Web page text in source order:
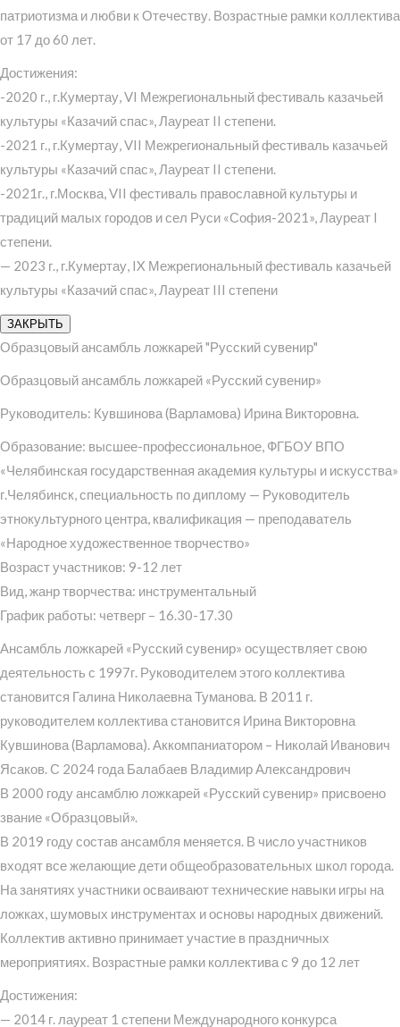
патриотизма и любви к Отечеству. Возрастные рамки коллектива
от 17 до 60 лет.
Достижения:
-2020 г., г.Кумертау, VI Межрегиональный фестиваль казачьей
культуры «Казачий спас», Лауреат II степени.
-2021 г., г.Кумертау, VII Межрегиональный фестиваль казачьей
культуры «Казачий спас», Лауреат II степени.
-2021г., г.Москва, VII фестиваль православной культуры и
традиций малых городов и сел Руси «София-2021», Лауреат I
степени.
— 2023 г., г.Кумертау, IX Межрегиональный фестиваль казачьей
культуры «Казачий спас», Лауреат III степени
ЗАКРЫТЬ
Образцовый ансамбль ложкарей "Русский сувенир"
Образцовый ансамбль ложкарей «Русский сувенир»
Руководитель: Кувшинова (Варламова) Ирина Викторовна.
Образование: высшее-профессиональное, ФГБОУ ВПО
«Челябинская государственная академия культуры и искусства»
г.Челябинск, специальность по диплому — Руководитель
этнокультурного центра, квалификация — преподаватель
«Народное художественное творчество»
Возраст участников: 9-12 лет
Вид, жанр творчества: инструментальный
График работы: четверг – 16.30-17.30
Ансамбль ложкарей «Русский сувенир» осуществляет свою
деятельность с 1997г. Руководителем этого коллектива
становится Галина Николаевна Туманова. В 2011 г.
руководителем коллектива становится Ирина Викторовна
Кувшинова (Варламова). Аккомпаниатором – Николай Иванович
Ясаков. С 2024 года Балабаев Владимир Александрович
В 2000 году ансамблю ложкарей «Русский сувенир» присвоено
звание «Образцовый».
В 2019 году состав ансамбля меняется. В число участников
входят все желающие дети общеобразовательных школ города.
На занятиях участники осваивают технические навыки игры на
ложках, шумовых инструментах и основы народных движений.
Коллектив активно принимает участие в праздничных
мероприятиях. Возрастные рамки коллектива с 9 до 12 лет
Достижения:
— 2014 г. лауреат 1 степени Международного конкурса